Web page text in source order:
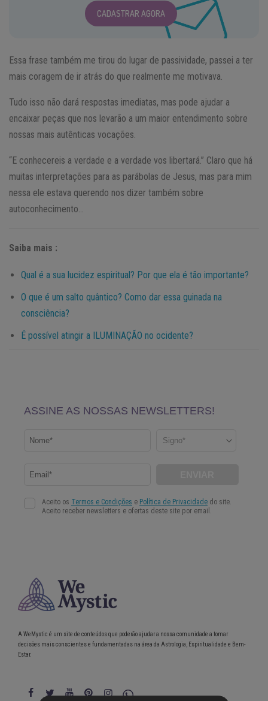
CADASTRAR AGORA
Essa frase também me tirou do lugar de passividade, passei a ter
mais coragem de ir atrás do que realmente me motivava.
Tudo isso não dará respostas imediatas, mas pode ajudar a
encaixar peças que nos levarão a um maior entendimento sobre
nossas mais autênticas vocações.
“E conhecereis a verdade e a verdade vos libertará.” Claro que há
muitas interpretações para as parábolas de Jesus, mas para mim
nessa ele estava querendo nos dizer também sobre
autoconhecimento…
Saiba mais :
Qual é a sua lucidez espiritual? Por que ela é tão importante?
O que é um salto quântico? Como dar essa guinada na
consciência?
É possível atingir a ILUMINAÇÃO no ocidente?
A WeMystic é um site de conteúdos que poderão ajudar a nossa comunidade a tomar
decisões mais conscientes e fundamentadas na área da Astrologia, Espiritualidade e Bem-
Estar.